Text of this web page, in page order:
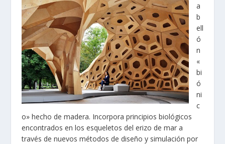
a
b
ell
ó
n
«
bi
ó
ni
c
o» hecho de madera. Incorpora principios biológicos
encontrados en los esqueletos del erizo de mar a
través de nuevos métodos de diseño y simulación por